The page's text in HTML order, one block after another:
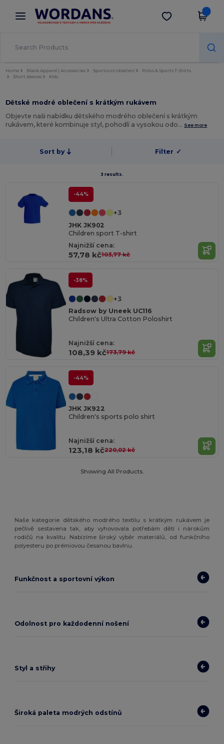
× Aplikace Wordans
Lepší ceny v aplikaci!
Stáhnout app
Home Blank Apparel | Accessories Sportovní oblečení
Polos & Sports T-Shirts
Short sleeves
Kids
Dětské modré oblečení s krátkým rukávem
Objevte naši nabídku dětského modrého oblečení s krátkým
rukávem, které kombinuje styl, pohodlí a vysokou odo… See more
Sort by Filter ✓
3 results.
-44%
+3
JHK JK902
Children sport T-shirt
Najnižší cena:
57,78 kč103,77 kč
-38%
+3
Radsow by Uneek UC116
Children's Ultra Cotton Poloshirt
Najnižší cena:
108,39 kč173,79 kč
-44%
JHK JK922
Children's sports polo shirt
Najnižší cena:
123,18 kč220,02 kč
Showing All Products.
Naše kategorie dětského modrého textilu s krátkým rukávem je
pečlivě sestavena tak, aby vyhovovala potřebám dětí i nárokům
rodičů na kvalitu. Nabízíme široký výběr materiálů, od funkčního
polyesteru po prémiovou česanou bavlnu.
Funkčnost a sportovní výkon
Odolnost pro každodenní nošení
Styl a střihy
Široká paleta modrých odstínů